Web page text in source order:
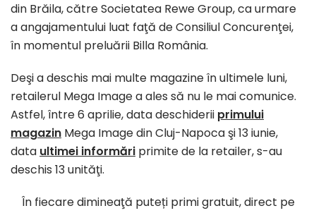
din Brăila, către Societatea Rewe Group, ca urmare
a angajamentului luat faţă de Consiliul Concurenţei,
în momentul preluării Billa România.
Deşi a deschis mai multe magazine în ultimele luni,
retailerul Mega Image a ales să nu le mai comunice.
Astfel, între 6 aprilie, data deschiderii primului
magazin Mega Image din Cluj-Napoca şi 13 iunie,
data ultimei informări primite de la retailer, s-au
deschis 13 unităţi.
În fiecare dimineaţă puteți primi gratuit, direct pe